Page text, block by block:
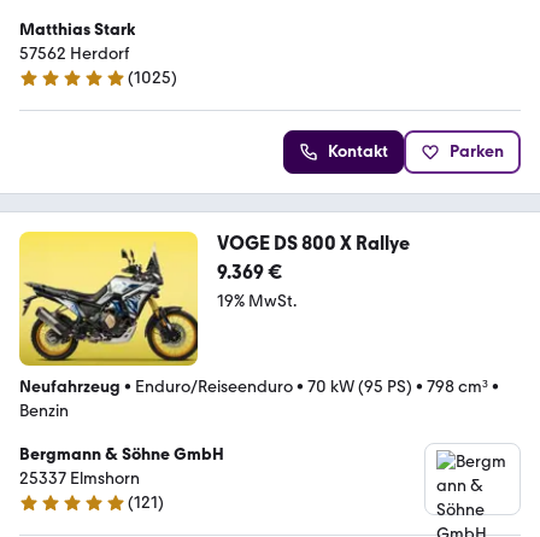
Matthias Stark
57562 Herdorf
5 Sterne
(1025)
Kontakt Parken
VOGE DS 800 X Rallye
9.369 €
19% MwSt.
Neufahrzeug • Enduro/Reiseenduro• 70 kW (95 PS) • 798 cm³•
Benzin
Bergmann & Söhne GmbH
25337 Elmshorn
4.8 Sterne
(121)